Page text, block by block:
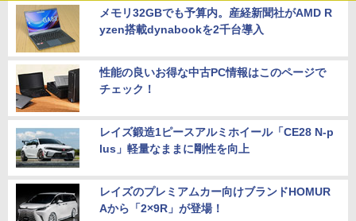
メモリ32GBでも予算内。産経新聞社がAMD R
yzen搭載dynabookを2千台導入
性能の良いお得な中古PC情報はこのページで
チェック！
レイズ鍛造1ピースアルミホイール「CE28 N-p
lus」軽量なままに剛性を向上
レイズのプレミアムカー向けブランドHOMUR
Aから「2×9R」が登場！